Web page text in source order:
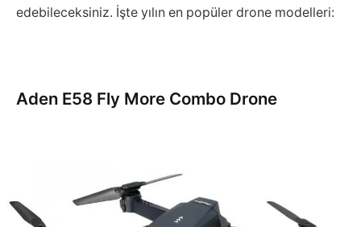
edebileceksiniz. İşte yılın en popüler drone modelleri:
Aden E58 Fly More Combo Drone